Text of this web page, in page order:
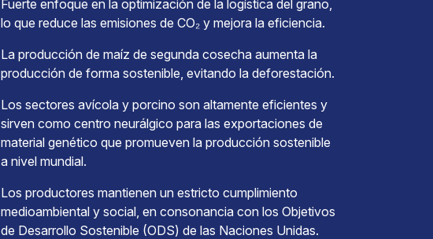
Fuerte enfoque en la optimización de la logística del grano,
lo que reduce las emisiones de CO₂ y mejora la eficiencia.
La producción de maíz de segunda cosecha aumenta la
producción de forma sostenible, evitando la deforestación.
Los sectores avícola y porcino son altamente eficientes y
sirven como centro neurálgico para las exportaciones de
material genético que promueven la producción sostenible
a nivel mundial.
Los productores mantienen un estricto cumplimiento
medioambiental y social, en consonancia con los Objetivos
de Desarrollo Sostenible (ODS) de las Naciones Unidas.